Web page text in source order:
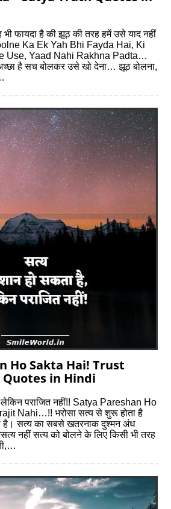
फायदा है की झूठ की तरह हमें उसे याद नहीं
Ka Ek Yah Bhi Fayda Hai, Ki
Use, Yaad Nahi Rakhna Padta…
है सच बोलकर उसे खो देना… झूठ बोलना,
Ho Sakta Hai! Trust
in Hindi
पराजित नहीं!! Satya Pareshan Ho
Nahi…!! भरोसा सत्‍य से शुरू होता है
है। सत्य का सबसे खतरनाक दुश्‍मन अंध
नहीं सत्य को बोलने के लिए किसी भी तरह